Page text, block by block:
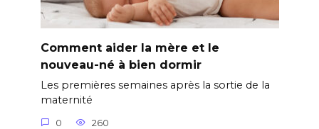
Comment aider la mère et le
nouveau-né à bien dormir
Les premières semaines après la sortie de la
maternité
0 260